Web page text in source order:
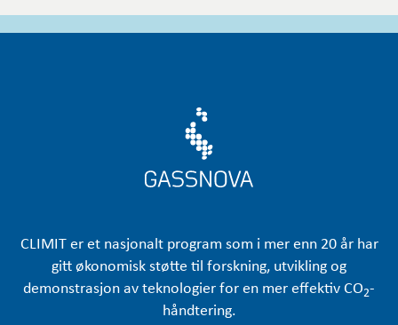
CLIMIT er et nasjonalt program som i mer enn 20 år har
gitt økonomisk støtte til forskning, utvikling og
demonstrasjon av teknologier for en mer effektiv CO2-
håndtering.